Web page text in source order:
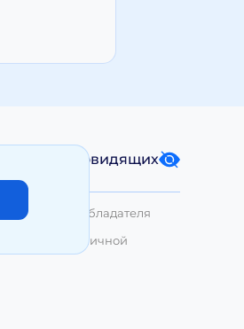
для слабовидящих
Правообладателя
публичной